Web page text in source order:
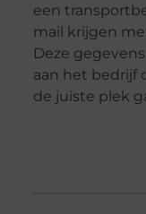
een
mail krijgen
Deze
aan het bedrijf
de juiste plek